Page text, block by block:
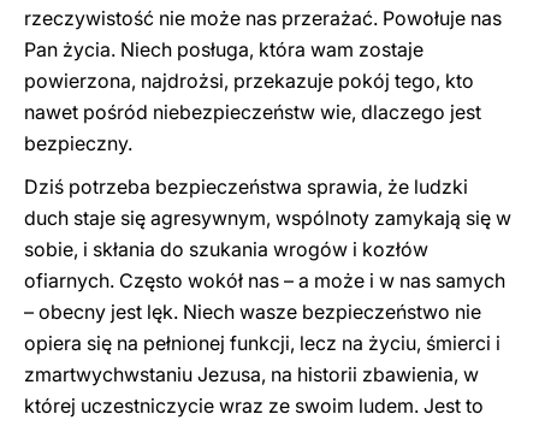
rzeczywistość nie może nas przerażać. Powołuje nas
Pan życia. Niech posługa, która wam zostaje
powierzona, najdrożsi, przekazuje pokój tego, kto
nawet pośród niebezpieczeństw wie, dlaczego jest
bezpieczny.
Dziś potrzeba bezpieczeństwa sprawia, że ludzki
duch staje się agresywnym, wspólnoty zamykają się w
sobie, i skłania do szukania wrogów i kozłów
ofiarnych. Często wokół nas – a może i w nas samych
– obecny jest lęk. Niech wasze bezpieczeństwo nie
opiera się na pełnionej funkcji, lecz na życiu, śmierci i
zmartwychwstaniu Jezusa, na historii zbawienia, w
której uczestniczycie wraz ze swoim ludem. Jest to